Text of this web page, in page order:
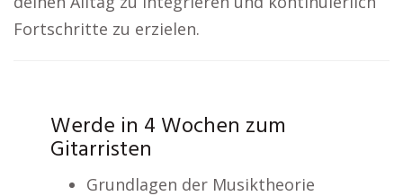
Fortschritte zu erzielen.
Werde in 4 Wochen zum
Gitarristen
Grundlagen der Musiktheorie